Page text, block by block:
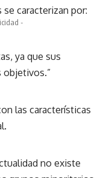
caracterizan por:
-
ya que sus
objetivos.”
las características
no existe